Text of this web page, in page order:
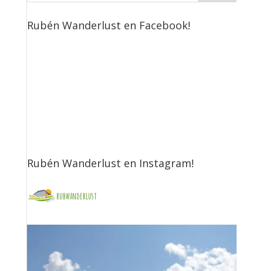
Rubén Wanderlust en Facebook!
Rubén Wanderlust en Instagram!
rubwanderlust